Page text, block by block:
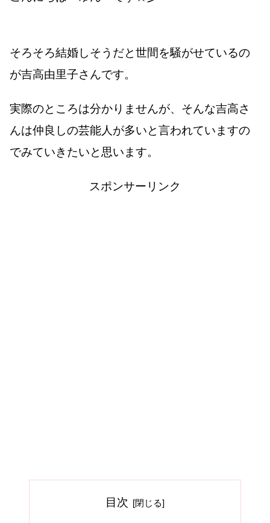
そろそろ結婚しそうだと世間を騒がせているの
が吉高由里子さんです。
実際のところは分かりませんが、そんな吉高さ
んは仲良しの芸能人が多いと言われていますの
でみていきたいと思います。
スポンサーリンク
目次